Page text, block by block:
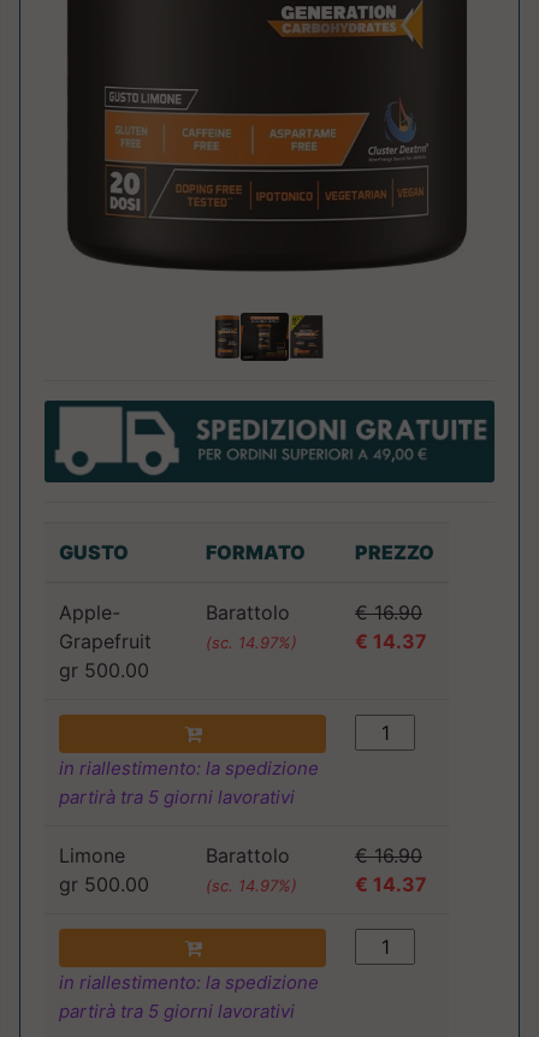
GUSTO FORMATO PREZZO
Apple-
Grapefruit
gr 500.00
Barattolo
(sc. 14.97%)
€ 16.90
€ 14.37
in riallestimento: la spedizione
partirà tra 5 giorni lavorativi
Limone
gr 500.00
Barattolo
(sc. 14.97%)
€ 16.90
€ 14.37
in riallestimento: la spedizione
partirà tra 5 giorni lavorativi